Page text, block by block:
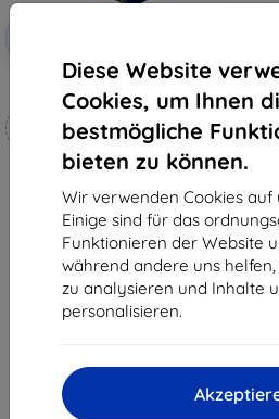
Diese Website
Cookies, um Ihnen
bestmögliche
bieten zu können.
Wir verwenden Cookies auf
Einige sind für das
Funktionieren der Website
während andere uns
zu analysieren und Inhalte
personalisieren.
3mk Hammer Schutzfolie
Maßgeschneidert
hergestellt
19,90 €
17,91 €
Auf Lager 4 Stk.